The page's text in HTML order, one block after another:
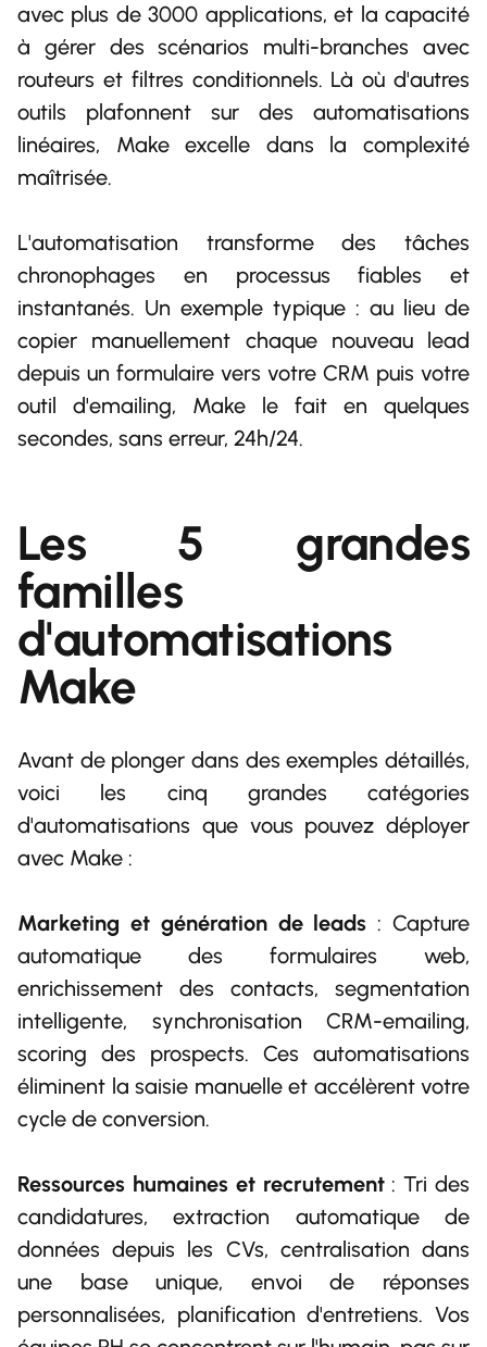
avec plus de 3000 applications, et la capacité
à gérer des scénarios multi-branches avec
routeurs et filtres conditionnels. Là où d'autres
outils plafonnent sur des automatisations
linéaires, Make excelle dans la complexité
maîtrisée.
L'automatisation transforme des tâches
chronophages en processus fiables et
instantanés. Un exemple typique : au lieu de
copier manuellement chaque nouveau lead
depuis un formulaire vers votre CRM puis votre
outil d'emailing, Make le fait en quelques
secondes, sans erreur, 24h/24.
Les 5 grandes
familles
d'automatisations
Make
Avant de plonger dans des exemples détaillés,
voici les cinq grandes catégories
d'automatisations que vous pouvez déployer
avec Make :
Marketing et génération de leads : Capture
automatique des formulaires web,
enrichissement des contacts, segmentation
intelligente, synchronisation CRM-emailing,
scoring des prospects. Ces automatisations
éliminent la saisie manuelle et accélèrent votre
cycle de conversion.
Ressources humaines et recrutement: Tri des
candidatures, extraction automatique de
données depuis les CVs, centralisation dans
une base unique, envoi de réponses
personnalisées, planification d'entretiens. Vos